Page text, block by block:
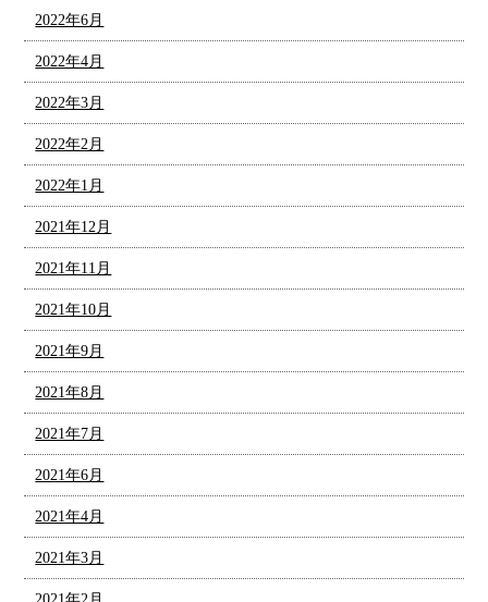
2022年6月
2022年4月
2022年3月
2022年2月
2022年1月
2021年12月
2021年11月
2021年10月
2021年9月
2021年8月
2021年7月
2021年6月
2021年4月
2021年3月